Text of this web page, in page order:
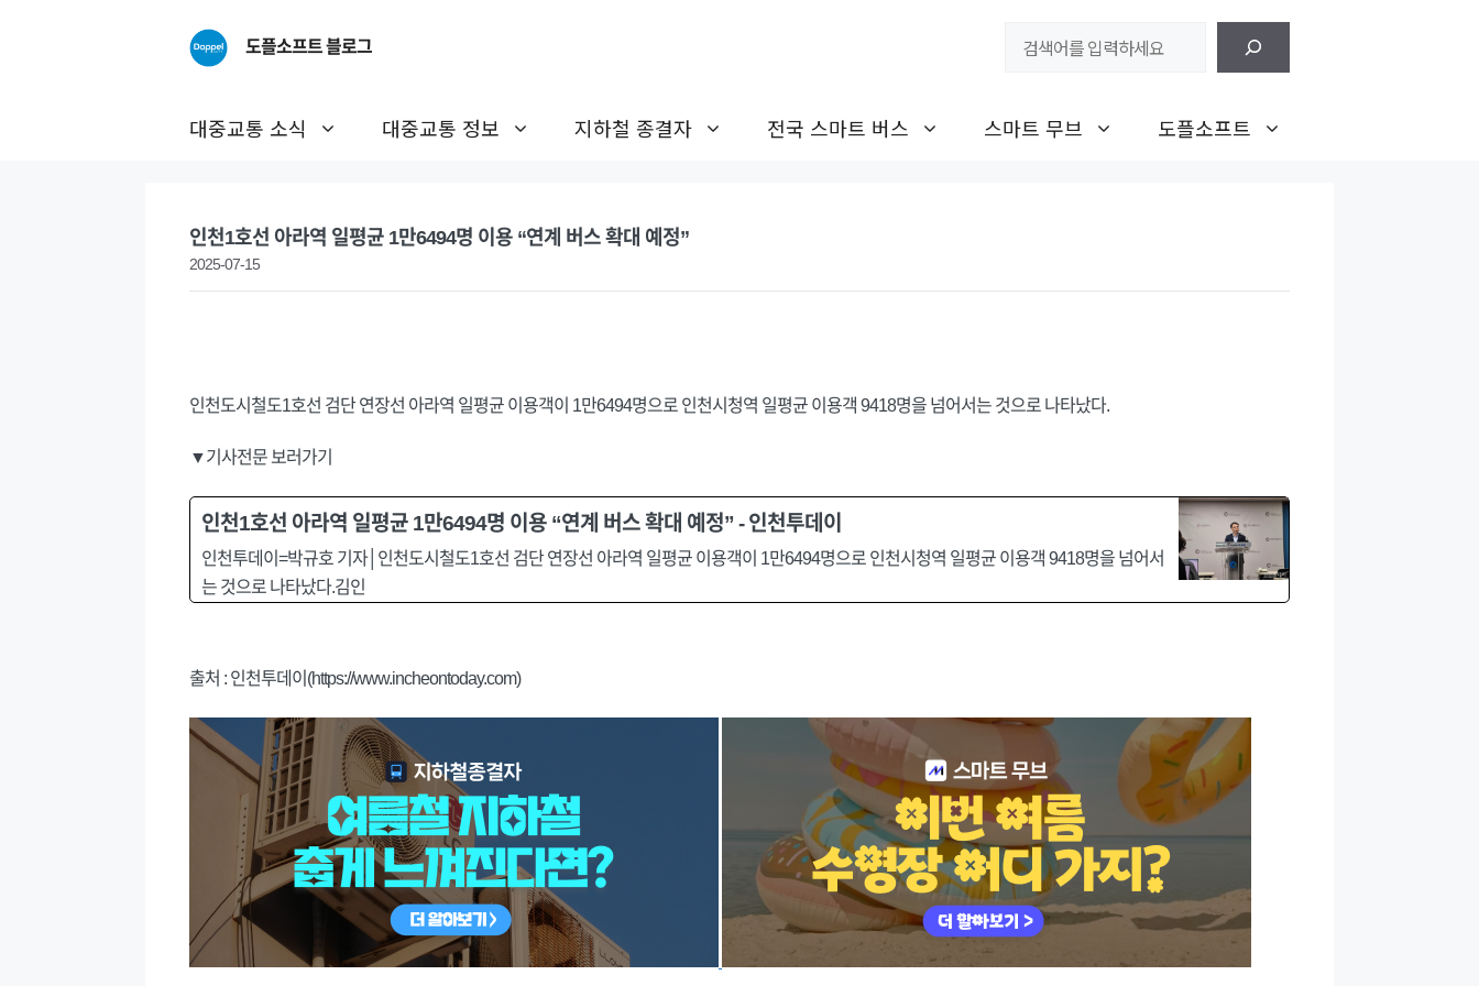
도플소프트 블로그
대중교통 소식 대중교통 정보 지하철 종결자 전국 스마트 버스 스마트 무브 도플소프트
인천1호선 아라역 일평균 1만6494명 이용 “연계 버스 확대 예정”
2025-07-15
인천도시철도1호선 검단 연장선 아라역 일평균 이용객이 1만6494명으로 인천시청역 일평균 이용객 9418명을 넘어서는 것으로 나타났다.
▼기사전문 보러가기
인천1호선 아라역 일평균 1만6494명 이용 “연계 버스 확대 예정” - 인천투데이
인천투데이=박규호 기자│인천도시철도1호선 검단 연장선 아라역 일평균 이용객이 1만6494명으로 인천시청역 일평균 이용객 9418명을 넘어서
는 것으로 나타났다.김인
출처 : 인천투데이(https://www.incheontoday.com)